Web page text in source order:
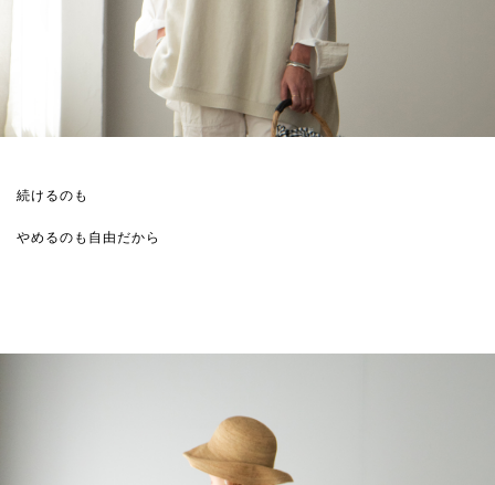
続けるのも
やめるのも自由だから